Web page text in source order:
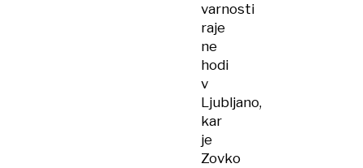
varnosti
raje
ne
hodi
v
Ljubljano,
kar
je
Zovko